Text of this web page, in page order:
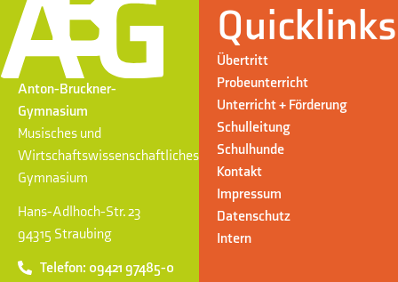
Anton-Bruckner-
Gymnasium
Musisches und
Wirtschaftswissenschaftliches
Gymnasium
Hans-Adlhoch-Str. 23
94315 Straubing
Telefon: 09421 97485-0
Quicklinks
Übertritt
Probeunterricht
Unterricht + Förderung
Schulleitung
Schulhunde
Kontakt
Impressum
Datenschutz
Intern